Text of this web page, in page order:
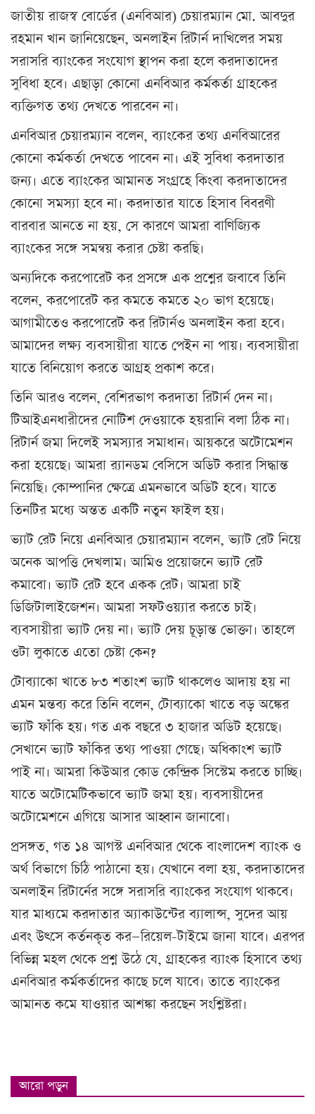
জাতীয় রাজস্ব বোর্ডের (এনবিআর) চেয়ারম্যান মো. আবদুর
রহমান খান জানিয়েছেন, অনলাইন রিটার্ন দাখিলের সময়
সরাসরি ব্যাংকের সংযোগ স্থাপন করা হলে করদাতাদের
সুবিধা হবে। এছাড়া কোনো এনবিআর কর্মকর্তা গ্রাহকের
ব্যক্তিগত তথ্য দেখতে পারবেন না।
এনবিআর চেয়ারম্যান বলেন, ব্যাংকের তথ্য এনবিআরের
কোনো কর্মকর্তা দেখতে পাবেন না। এই সুবিধা করদাতার
জন্য। এতে ব্যাংকের আমানত সংগ্রহে কিংবা করদাতাদের
কোনো সমস্যা হবে না। করদাতার যাতে হিসাব বিবরণী
বারবার আনতে না হয়, সে কারণে আমরা বাণিজ্যিক
ব্যাংকের সঙ্গে সমন্বয় করার চেষ্টা করছি।
অন্যদিকে করপোরেট কর প্রসঙ্গে এক প্রশ্নের জবাবে তিনি
বলেন, করপোরেট কর কমতে কমতে ২০ ভাগ হয়েছে।
আগামীতেও করপোরেট কর রিটার্নও অনলাইন করা হবে।
আমাদের লক্ষ্য ব্যবসায়ীরা যাতে পেইন না পায়। ব্যবসায়ীরা
যাতে বিনিয়োগ করতে আগ্রহ প্রকাশ করে।
তিনি আরও বলেন, বেশিরভাগ করদাতা রিটার্ন দেন না।
টিআইএনধারীদের নোটিশ দেওয়াকে হয়রানি বলা ঠিক না।
রিটার্ন জমা দিলেই সমস্যার সমাধান। আয়করে অটোমেশন
করা হয়েছে। আমরা র‌্যানডম বেসিসে অডিট করার সিদ্ধান্ত
নিয়েছি। কোম্পানির ক্ষেত্রে এমনভাবে অডিট হবে। যাতে
তিনটির মধ্যে অন্তত একটি নতুন ফাইল হয়।
ভ্যাট রেট নিয়ে এনবিআর চেয়ারম্যান বলেন, ভ্যাট রেট নিয়ে
অনেক আপত্তি দেখলাম। আমিও প্রয়োজনে ভ্যাট রেট
কমাবো। ভ্যাট রেট হবে একক রেট। আমরা চাই
ডিজিটালাইজেশন। আমরা সফটওয়্যার করতে চাই।
ব্যবসায়ীরা ভ্যাট দেয় না। ভ্যাট দেয় চূড়ান্ত ভোক্তা। তাহলে
ওটা লুকাতে এতো চেষ্টা কেন?
টোব্যাকো খাতে ৮৩ শতাংশ ভ্যাট থাকলেও আদায় হয় না
এমন মন্তব্য করে তিনি বলেন, টোব্যাকো খাতে বড় অঙ্কের
ভ্যাট ফাঁকি হয়। গত এক বছরে ৩ হাজার অডিট হয়েছে।
সেখানে ভ্যাট ফাঁকির তথ্য পাওয়া গেছে। অধিকাংশ ভ্যাট
পাই না। আমরা কিউআর কোড কেন্দ্রিক সিস্টেম করতে চাচ্ছি।
যাতে অটোমেটিকভাবে ভ্যাট জমা হয়। ব্যবসায়ীদের
অটোমেশনে এগিয়ে আসার আহ্বান জানাবো।
প্রসঙ্গত, গত ১৪ আগস্ট এনবিআর থেকে বাংলাদেশ ব্যাংক ও
অর্থ বিভাগে চিঠি পাঠানো হয়। যেখানে বলা হয়, করদাতাদের
অনলাইন রিটার্নের সঙ্গে সরাসরি ব্যাংকের সংযোগ থাকবে।
যার মাধ্যমে করদাতার অ্যাকাউন্টের ব্যালান্স, সুদের আয়
এবং উৎসে কর্তনকৃত কর—রিয়েল-টাইমে জানা যাবে। এরপর
বিভিন্ন মহল থেকে প্রশ্ন উঠে যে, গ্রাহকের ব্যাংক হিসাবে তথ্য
এনবিআর কর্মকর্তাদের কাছে চলে যাবে। তাতে ব্যাংকের
আমানত কমে যাওয়ার আশঙ্কা করছেন সংশ্লিষ্টরা।
আরো পড়ুন